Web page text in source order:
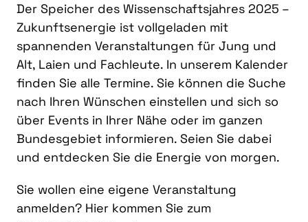
Der Speicher des Wissenschaftsjahres 2025 –
Zukunftsenergie ist vollgeladen mit
spannenden Veranstaltungen für Jung und
Alt, Laien und Fachleute. In unserem Kalender
finden Sie alle Termine. Sie können die Suche
nach Ihren Wünschen einstellen und sich so
über Events in Ihrer Nähe oder im ganzen
Bundesgebiet informieren. Seien Sie dabei
und entdecken Sie die Energie von morgen.
Sie wollen eine eigene Veranstaltung
anmelden? Hier kommen Sie zum